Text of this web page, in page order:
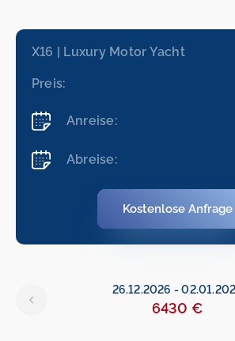
X16 | Luxury Motor Yacht
Preis:
Anreise:
Abreise:
Kostenlose Anfrage
26.12.2026 -
6430 €